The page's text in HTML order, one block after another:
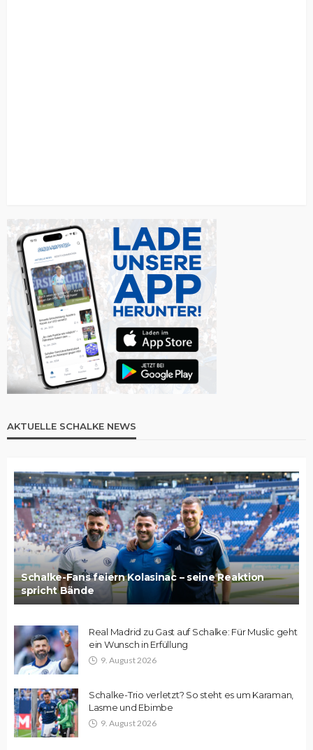
AKTUELLE SCHALKE NEWS
Schalke-Fans feiern Kolasinac – seine Reaktion
spricht Bände
Real Madrid zu Gast auf Schalke: Für Muslic geht
ein Wunsch in Erfüllung
9. August 2026
Schalke-Trio verletzt? So steht es um Karaman,
Lasme und Ebimbe
9. August 2026